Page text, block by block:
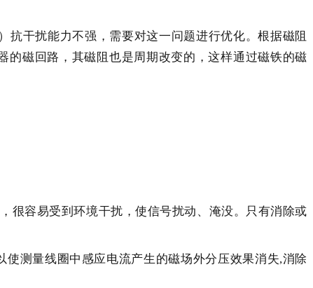
干扰能力不强，需要对这一问题进行优化。根据磁阻
磁回路，其磁阻也是周期改变的，这样通过磁铁的磁
很容易受到环境干扰，使信号扰动、淹没。只有消除或
测量线圈中感应电流产生的磁场外分压效果消失,消除